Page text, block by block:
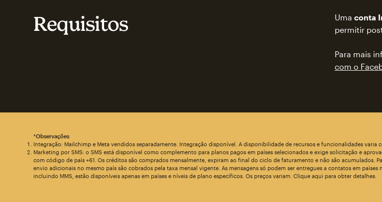
Requisitos Uma conta
permitir
Para mais
com o
*Observações
Integração: Mailchimp e Meta vendidos separadamente. Integração disponível. A disponibilidade de recursos e funcionalidades varia
Marketing por SMS: o SMS está disponível como complemento para planos pagos em países selecionados e exige solicitação e
com código de país +61. Os créditos são comprados mensalmente, expiram ao final do ciclo de faturamento e não são acumulados.
envio adicionais no mesmo país são cobrados pela taxa mensal vigente. As mensagens só podem ser entregues a contatos em
incluindo MMS, estão disponíveis apenas em países e níveis de plano específicos. Os preços variam. Clique aqui para obter detalhes.